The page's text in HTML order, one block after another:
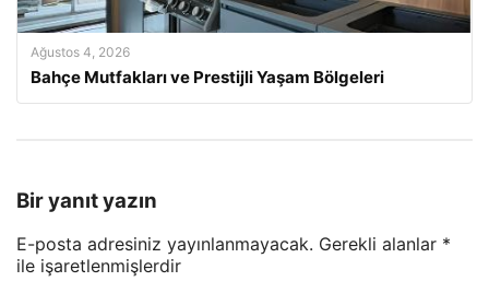
Ağustos 4, 2026
Bahçe Mutfakları ve Prestijli Yaşam Bölgeleri
Bir yanıt yazın
E-posta adresiniz yayınlanmayacak. Gerekli alanlar *
ile işaretlenmişlerdir